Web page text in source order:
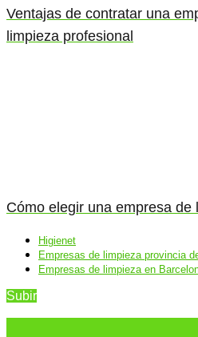
Ventajas de contratar una
limpieza profesional
Cómo elegir una empresa de
Higienet
Empresas de limpieza provincia
Empresas de limpieza en
Subir